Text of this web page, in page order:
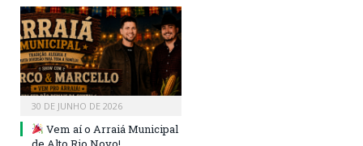
30 DE JUNHO DE 2026
Vem aí o Arraiá Municipal